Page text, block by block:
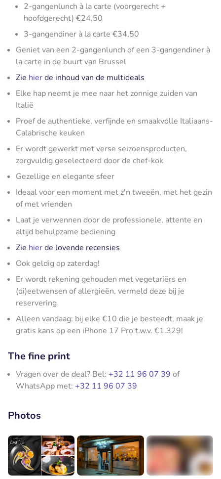
2-gangenlunch à la carte (voorgerecht +
hoofdgerecht) €24,50
3-gangendiner à la carte €34,50
Geniet van een 2-gangenlunch of een 3-gangendiner à
la carte in de buurt van Brussel
Zie hierde inhoud van de multideals
Elke hap neemt je mee naar het zonnige zuiden van
Italië
Proef de authentieke, verfijnde en smaakvolle Italiaans-
Calabrische keuken
Er wordt gewerkt met verse seizoensproducten,
zorgvuldig geselecteerd door de chef-kok
Gezellige en elegante sfeer
Ideaal voor een moment met z'n tweeën, met het gezin
of met vrienden
Laat je verwennen door de professionele, attente en
altijd behulpzame bediening
Zie hierde lovende recensies
Ook geldig op zaterdag!
Er wordt rekening gehouden met vegetariërs en
(di)eetwensen of allergieën, vermeld deze bij je
reservering
Alleen vandaag: bij elke €10 die je besteedt, maak je
gratis kans op een iPhone 17 Pro t.w.v. €1.329!
The fine print
Vragen over de deal? Bel: +32 11 96 07 39 of
WhatsApp met: +32 11 96 07 39
Photos